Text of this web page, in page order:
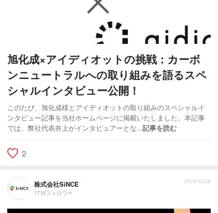
旭化成×アイディオットの挑戦：カーボ
ンニュートラルへの取り組みを語るスペ
シャルインタビュー公開！
このたび、旭化成様とアイディオットの取り組みのスペシャルイ
ンタビュー記事を当社ホームページに掲載いたしました。本記事
では、弊社代表井上がインタビュアーとな...記事を読む
2
株式会社SiNCE
1716フォロワー
2024/10/28